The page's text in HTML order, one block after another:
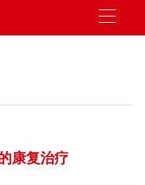
康复治疗